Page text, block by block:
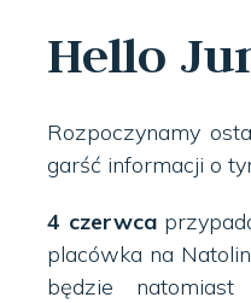
Hello
Rozpoczynamy
garść informacji o
4 czerwca
placówka na
będzie